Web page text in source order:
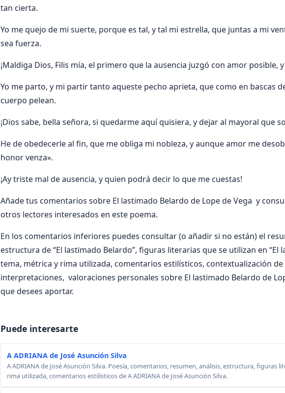
tan cierta.
Yo me quejo de mi suerte, porque es tal, y tal mi estrella, que juntas a mi
sea fuerza.
¡Maldiga Dios, Filis mía, el primero que la ausencia juzgó con amor posible,
Yo me parto, y mi partir tanto aqueste pecho aprieta, que como en bascas
cuerpo pelean.
¡Dios sabe, bella señora, si quedarme aquí quisiera, y dejar al mayoral que
He de obedecerle al fin, que me obliga mi nobleza, y aunque amor me
honor venza».
¡Ay triste mal de ausencia, y quien podrá decir lo que me cuestas!
Añade tus comentarios sobre El lastimado Belardo de Lope de Vega y
otros lectores interesados en este poema.
En los comentarios inferiores puedes consultar (o añadir si no están) el
estructura de “El lastimado Belardo”, figuras literarias que se utilizan en “El
tema, métrica y rima utilizada, comentarios estilísticos, contextualización de
interpretaciones, valoraciones personales sobre El lastimado Belardo de
que desees aportar.
Puede interesarte
A ADRIANA de José Asunción Silva
A ADRIANA de José Asunción Silva. Poesía, comentarios, resumen, análisis, estructura, figuras
rima utilizada, comentarios estilísticos de A ADRIANA de José Asunción Silva.